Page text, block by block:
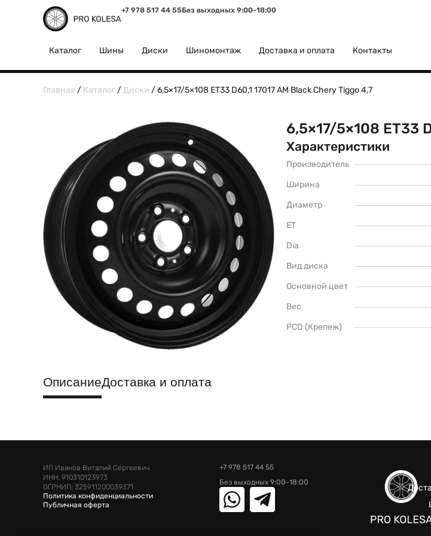
+7 978 517 44 55Без выходных 9:00-18:00
Каталог Шины Диски Шиномонтаж Доставка и оплата Контакты
Главная / Каталог /Диски / 6,5×17/5×108 ET33 D60,1 17017 AM Black Chery Tiggo 4,7
6,5×17/5×108 ET33
Характеристики
Производитель
Ширина
Диаметр
ET
Dia
Вид диска
Основной цвет
Вес
PCD (Крепеж)
ОписаниеДоставка и оплата
ИП Иванов Виталий Сергеевич
ИНН: 910310123973
ОГРНИП: 325911200039371
Политика конфиденциальности
Публичная оферта
+7 978 517 44 55
Без выходных 9:00-18:00